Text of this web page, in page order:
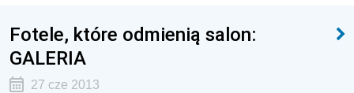
Fotele, które odmienią salon:
GALERIA
27 cze 2013